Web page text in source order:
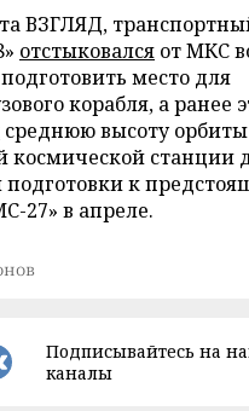
ВЗГЛЯД,
отстыковался от МКС
место для
корабля, а ранее
среднюю высоту орбиты
станции
к
27» в апреле.
Подписывайтесь на
каналы